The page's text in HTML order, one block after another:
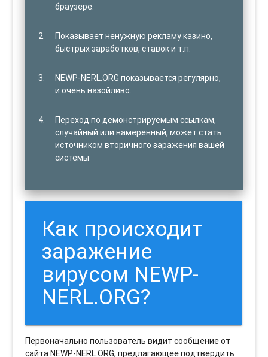
браузере.
Показывает ненужную рекламу казино,
быстрых заработков, ставок и т.п.
NEWP-NERL.ORG показывается регулярно,
и очень назойливо.
Переход по демонстрируемым ссылкам,
случайный или намеренный, может стать
источником вторичного заражения вашей
системы
Как происходит
заражение
вирусом NEWP-
NERL.ORG?
Первоначально пользователь видит сообщение от
сайта NEWP-NERL.ORG, предлагающее подтвердить